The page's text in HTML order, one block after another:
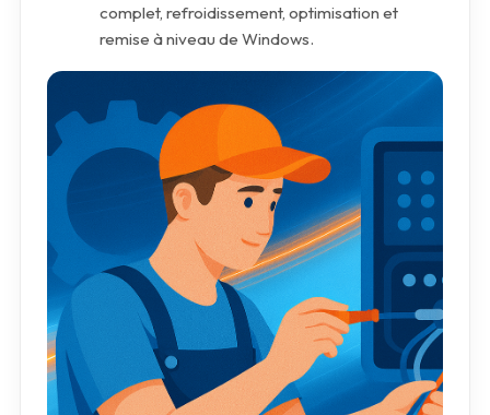
complet, refroidissement, optimisation et
remise à niveau de Windows.